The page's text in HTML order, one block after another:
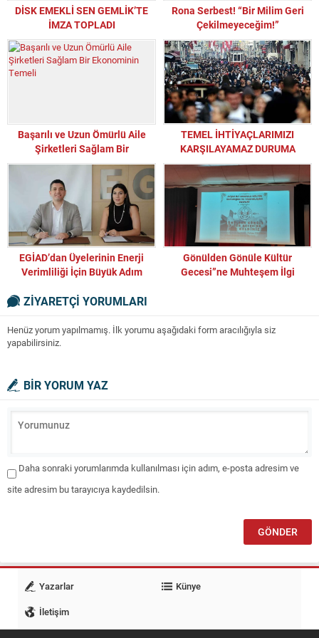
DİSK EMEKLİ SEN GEMLİK’TE
İMZA TOPLADI
Rona Serbest! “Bir Milim Geri
Çekilmeyeceğim!”
Başarılı ve Uzun Ömürlü Aile
Şirketleri Sağlam Bir
Ekonominin Temeli
TEMEL İHTİYAÇLARIMIZI
KARŞILAYAMAZ DURUMA
GELDİK!
EGİAD’dan Üyelerinin Enerji
Verimliliği İçin Büyük Adım
Gönülden Gönüle Kültür
Gecesi”ne Muhteşem İlgi
ZİYARETÇİ YORUMLARI
Henüz yorum yapılmamış. İlk yorumu aşağıdaki form aracılığıyla siz
yapabilirsiniz.
BİR YORUM YAZ
Daha sonraki yorumlarımda kullanılması için adım, e-posta adresim ve
site adresim bu tarayıcıya kaydedilsin.
Yazarlar
Künye
İletişim